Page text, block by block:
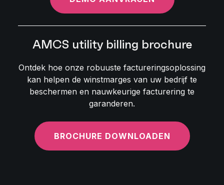
AMCS utility billing brochure
Ontdek hoe onze robuuste factureringsoplossing
kan helpen de winstmarges van uw bedrijf te
beschermen en nauwkeurige facturering te
garanderen.
BROCHURE DOWNLOADEN